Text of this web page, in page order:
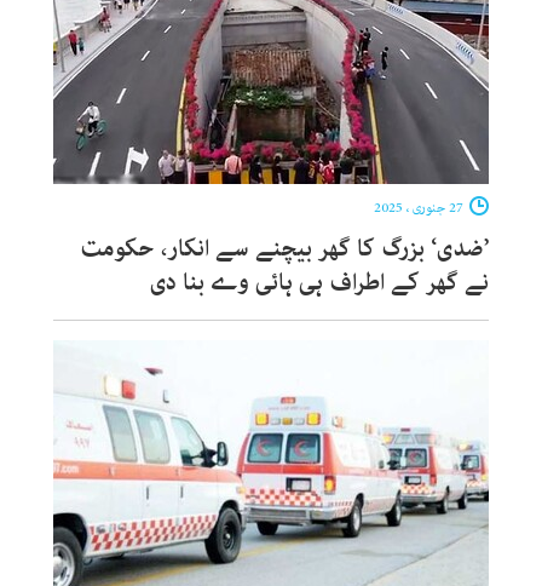
’ضدی‘ بزرگ کا گھر بیچنے سے انکار، حکومت
نے گھر کے اطراف ہی ہائی وے بنا دی